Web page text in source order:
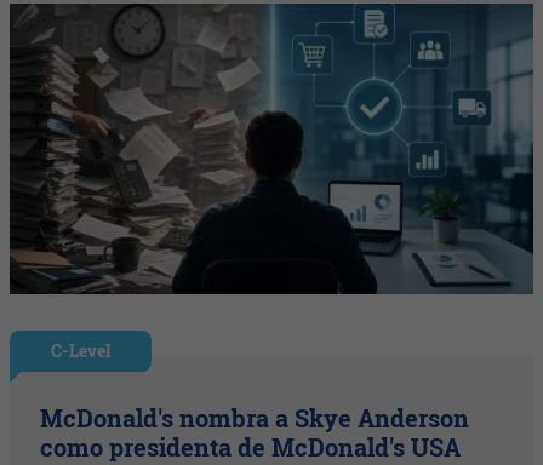
C-Level
McDonald's nombra a Skye Anderson
como presidenta de McDonald's USA